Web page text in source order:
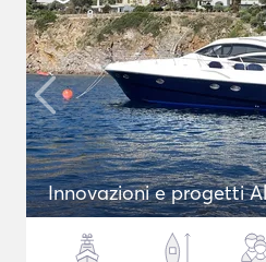
Innovazioni e progetti